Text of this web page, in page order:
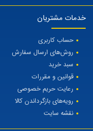
خدمات مشتریان
حساب کاربری
روش‌های ارسال سفارش
سبد خرید
قوانین و مقررات
رعایت حریم خصوصی
رویه‌های بازگرداندن کالا
نقشه سایت